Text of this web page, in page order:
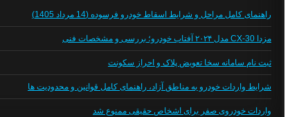
راهنمای کامل مراحل و شرایط اسقاط خودرو فرسوده (14 مرداد 1405)
مزدا CX-30 مدل ۲۰۲۴ آفتاب خودرو؛ بررسی و مشخصات فنی
ثبت نام سامانه سخا تعویض پلاک و احراز سکونت
شرایط واردات خودرو به مناطق آزاد، راهنمای کامل قوانین و محدودیت ها
واردات خودروی صفر برای اشخاص حقیقی ممنوع شد